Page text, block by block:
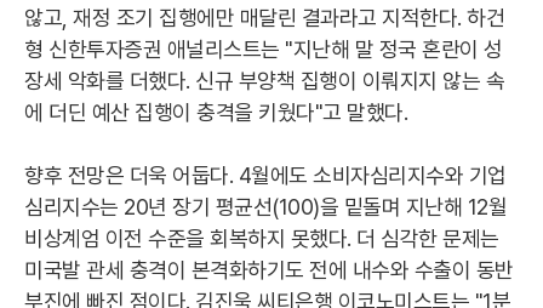
않고, 재정 조기 집행에만 매달린 결과라고 지적한다. 하건
형 신한투자증권 애널리스트는 "지난해 말 정국 혼란이 성
장세 악화를 더했다. 신규 부양책 집행이 이뤄지지 않는 속
에 더딘 예산 집행이 충격을 키웠다"고 말했다.
향후 전망은 더욱 어둡다. 4월에도 소비자심리지수와 기업
심리지수는 20년 장기 평균선(100)을 밑돌며 지난해 12월
비상계엄 이전 수준을 회복하지 못했다. 더 심각한 문제는
미국발 관세 충격이 본격화하기도 전에 내수와 수출이 동반
부진에 빠진 점이다. 김진욱 씨티은행 이코노미스트는 "1분